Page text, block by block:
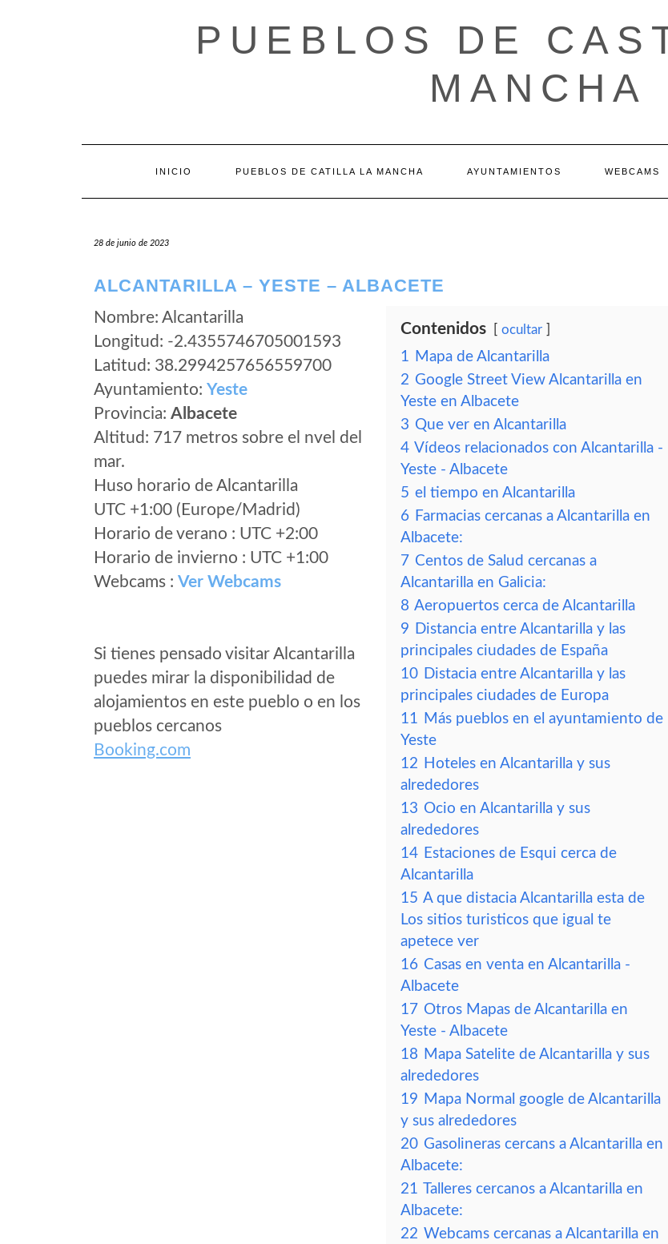
PUEBLOS DE
MANCHA
INICIO PUEBLOS DE CATILLA LA MANCHA AYUNTAMIENTOS WEBCAMS
28 de junio de 2023
ALCANTARILLA – YESTE – ALBACETE
Nombre: Alcantarilla
Longitud: -2.4355746705001593
Latitud: 38.2994257656559700
Ayuntamiento: Yeste
Provincia: Albacete
Altitud: 717 metros sobre el nvel del
mar.
Huso horario de Alcantarilla
UTC +1:00 (Europe/Madrid)
Horario de verano : UTC +2:00
Horario de invierno : UTC +1:00
Webcams : Ver Webcams
Si tienes pensado visitar Alcantarilla
puedes mirar la disponibilidad de
alojamientos en este pueblo o en los
pueblos cercanos
Booking.com
Contenidos ocultar
1 Mapa de Alcantarilla
2 Google Street View Alcantarilla en
Yeste en Albacete
3 Que ver en Alcantarilla
4 Vídeos relacionados con Alcantarilla -
Yeste - Albacete
5 el tiempo en Alcantarilla
6 Farmacias cercanas a Alcantarilla en
Albacete:
7 Centos de Salud cercanas a
Alcantarilla en Galicia:
8 Aeropuertos cerca de Alcantarilla
9 Distancia entre Alcantarilla y las
principales ciudades de España
10 Distacia entre Alcantarilla y las
principales ciudades de Europa
11 Más pueblos en el ayuntamiento de
Yeste
12 Hoteles en Alcantarilla y sus
alrededores
13 Ocio en Alcantarilla y sus
alrededores
14 Estaciones de Esqui cerca de
Alcantarilla
15 A que distacia Alcantarilla esta de
Los sitios turisticos que igual te
apetece ver
16 Casas en venta en Alcantarilla -
Albacete
17 Otros Mapas de Alcantarilla en
Yeste - Albacete
18 Mapa Satelite de Alcantarilla y sus
alrededores
19 Mapa Normal google de Alcantarilla
y sus alrededores
20 Gasolineras cercans a Alcantarilla en
Albacete:
21 Talleres cercanos a Alcantarilla en
Albacete:
22 Webcams cercanas a Alcantarilla en